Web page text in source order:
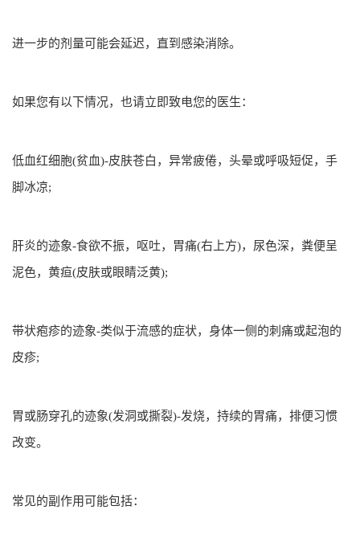
进一步的剂量可能会延迟，直到感染消除。
如果您有以下情况，也请立即致电您的医生：
低血红细胞(贫血)-皮肤苍白，异常疲倦，头晕或呼吸短促，手
脚冰凉;
肝炎的迹象-食欲不振，呕吐，胃痛(右上方)，尿色深，粪便呈
泥色，黄疸(皮肤或眼睛泛黄);
带状疱疹的迹象-类似于流感的症状，身体一侧的刺痛或起泡的
皮疹;
胃或肠穿孔的迹象(发洞或撕裂)-发烧，持续的胃痛，排便习惯
改变。
常见的副作用可能包括：